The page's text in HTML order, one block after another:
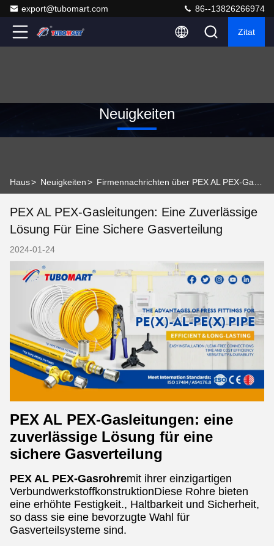
export@tubomart.com 86--13826266974
Zitat
Neuigkeiten
Haus> Neuigkeiten>
PEX AL PEX-Gasleitungen: Eine Zuverlässige
Lösung Für Eine Sichere Gasverteilung
2024-01-24
PEX AL PEX-Gasleitungen: eine
zuverlässige Lösung für eine
sichere Gasverteilung
PEX AL PEX-Gasrohremit ihrer einzigartigen
VerbundwerkstoffkonstruktionDiese Rohre bieten
eine erhöhte Festigkeit., Haltbarkeit und Sicherheit,
so dass sie eine bevorzugte Wahl für
Gasverteilsysteme sind.